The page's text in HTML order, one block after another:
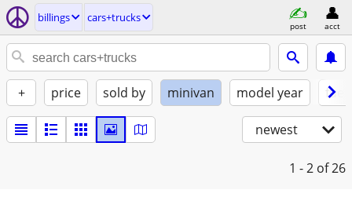
billings cars+trucks
post acct
+ price sold by minivan model year fuel
newest
1 - 2 of 26